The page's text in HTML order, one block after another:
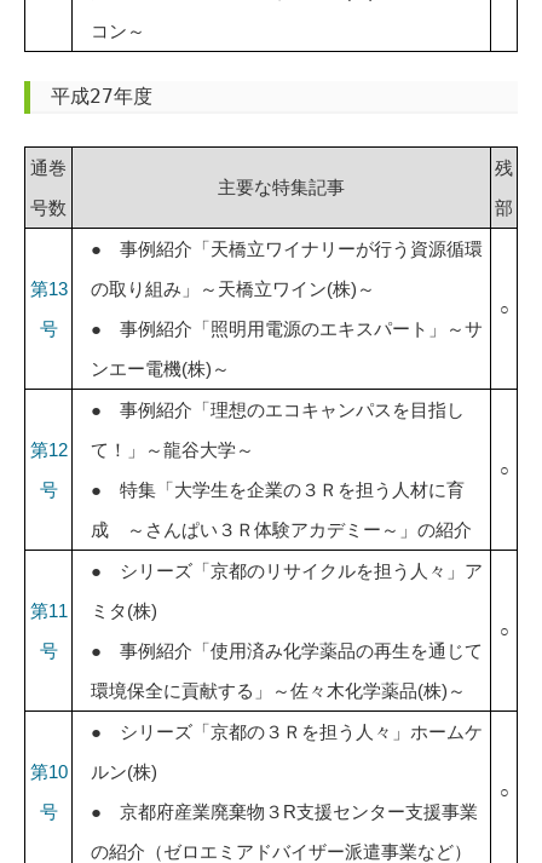
コン～
平成27年度
通巻
号数
主要な特集記事
残
部
第13
号
● 事例紹介「天橋立ワイナリーが行う資源循環
の取り組み」～天橋立ワイン(株)～
● 事例紹介「照明用電源のエキスパート」～サ
ンエー電機(株)～
○
第12
号
● 事例紹介「理想のエコキャンパスを目指し
て！」～龍谷大学～
● 特集「大学生を企業の３Ｒを担う人材に育
成 ～さんぱい３Ｒ体験アカデミー～」の紹介
○
第11
号
● シリーズ「京都のリサイクルを担う人々」ア
ミタ(株)
● 事例紹介「使用済み化学薬品の再生を通じて
環境保全に貢献する」～佐々木化学薬品(株)～
○
第10
号
● シリーズ「京都の３Ｒを担う人々」ホームケ
ルン(株)
● 京都府産業廃棄物３R支援センター支援事業
の紹介（ゼロエミアドバイザー派遣事業など）
○